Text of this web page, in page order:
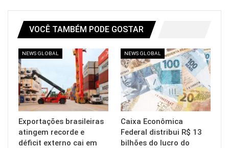
VOCÊ TAMBÉM PODE GOSTAR
NEWS GLOBAL
Exportações brasileiras
atingem recorde e
déficit externo cai em
NEWS GLOBAL
Caixa Econômica
Federal distribui R$ 13
bilhões do lucro do